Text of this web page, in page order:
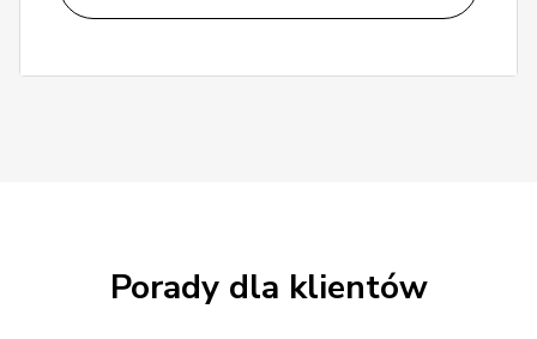
Porady dla klientów